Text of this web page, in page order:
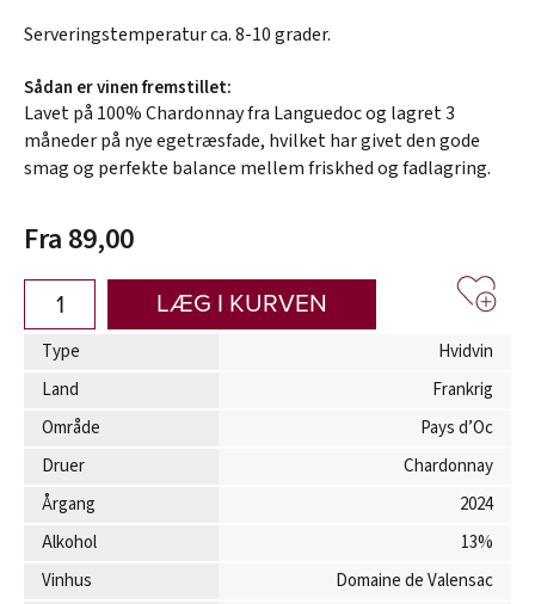
Serveringstemperatur ca. 8-10 grader.
Sådan er vinen fremstillet:
Lavet på 100% Chardonnay fra Languedoc og lagret 3
måneder på nye egetræsfade, hvilket har givet den gode
smag og perfekte balance mellem friskhed og fadlagring.
Fra 89,00
LÆG I KURVEN
Type
Hvidvin
Land
Frankrig
Område
Pays d’Oc
Druer
Chardonnay
Årgang
2024
Alkohol
13%
Vinhus
Domaine de Valensac